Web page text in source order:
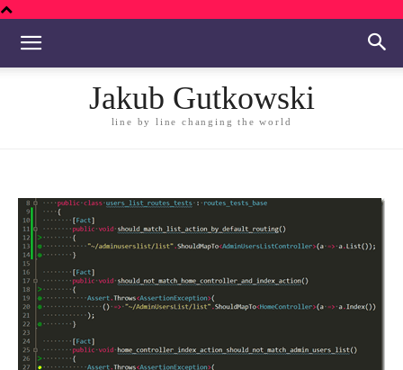
Jakub Gutkowski
line by line changing the world